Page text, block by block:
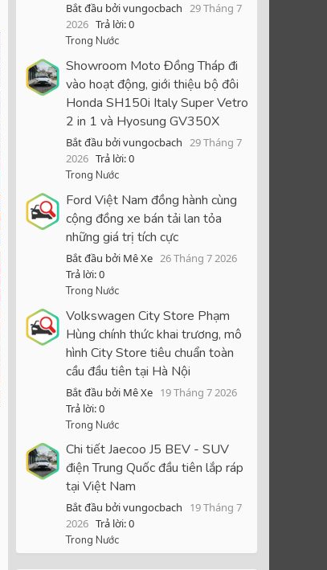
Bắt đầu bởi vungocbach 29 Tháng 7
2026 Trả lời: 0
Trong Nước
Showroom Moto Đồng Tháp đi
vào hoạt động, giới thiệu bộ đôi
Honda SH150i Italy Super Vetro
2 in 1 và Hyosung GV350X
Bắt đầu bởi vungocbach 29 Tháng 7
2026 Trả lời: 0
Trong Nước
Ford Việt Nam đồng hành cùng
cộng đồng xe bán tải lan tỏa
những giá trị tích cực
Bắt đầu bởi Mê Xe 26 Tháng 7 2026
Trả lời: 0
Trong Nước
Volkswagen City Store Phạm
Hùng chính thức khai trương, mô
hình City Store tiêu chuẩn toàn
cầu đầu tiên tại Hà Nội
Bắt đầu bởi Mê Xe 19 Tháng 7 2026
Trả lời: 0
Trong Nước
Chi tiết Jaecoo J5 BEV - SUV
điện Trung Quốc đầu tiên lắp ráp
tại Việt Nam
Bắt đầu bởi vungocbach
19 Tháng 7
2026 Trả lời: 0
Trong Nước